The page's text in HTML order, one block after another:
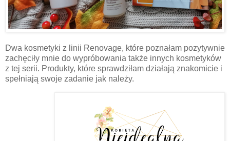
Dwa kosmetyki z linii Renovage, które poznałam pozytywnie
zachęciły mnie do wypróbowania także innych kosmetyków
z tej serii. Produkty, które sprawdziłam działają znakomicie i
spełniają swoje zadanie jak należy.